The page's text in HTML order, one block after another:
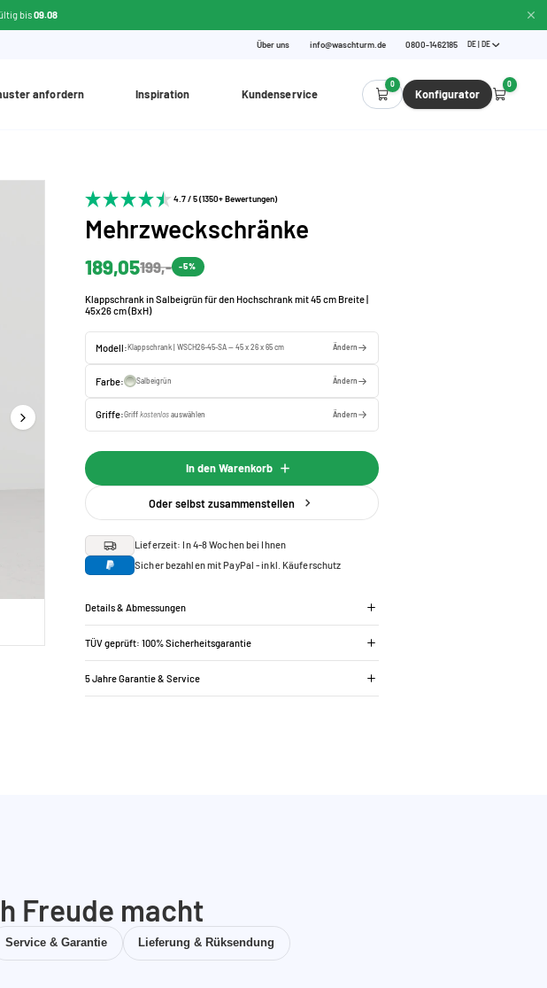
bis09.08
Über uns info@waschturm.de 0800-1462185 DE | DE
anfordern Inspiration Kundenservice
0
Konfigurator
0
4.7 / 5 (1350+ Bewertungen)
Mehrzweckschränke
189,05199,- -5%
Klappschrank in Salbeigrün für den Hochschrank mit 45 cm Breite |
45x26 cm (BxH)
Modell:Klappschrank | WSCH26-45-SA — 45 x 26 x 65 cm Ändern
Farbe: Salbeigrün Ändern
Griffe:Griffkostenlos auswählen Ändern
In den Warenkorb
Oder selbst zusammenstellen
Lieferzeit: In 4-8 Wochen bei Ihnen
Sicher bezahlen mit PayPal - inkl. Käuferschutz
Details & Abmessungen
TÜV geprüft: 100% Sicherheitsgarantie
5 Jahre Garantie & Service
Freude macht
Service & Garantie Lieferung & Rüksendung